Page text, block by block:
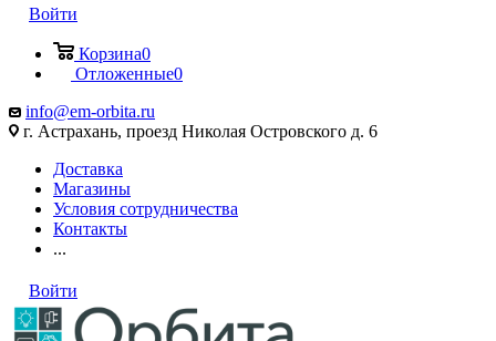
Войти
Корзина0
Отложенные0
info@em-orbita.ru
г. Астрахань, проезд Николая Островского д. 6
Доставка
Магазины
Условия сотрудничества
Контакты
...
Войти